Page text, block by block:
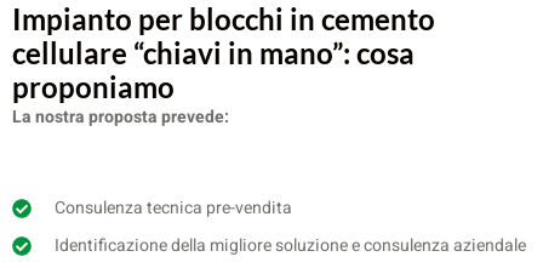
Impianto per blocchi in cemento
cellulare “chiavi in mano”: cosa
proponiamo
La nostra proposta prevede:
Consulenza tecnica pre-vendita
Identificazione della migliore soluzione e consulenza aziendale